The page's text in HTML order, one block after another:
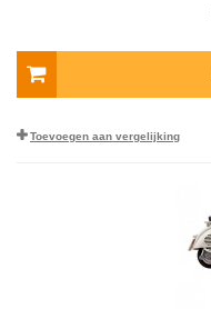
Toevoegen aan vergelijking